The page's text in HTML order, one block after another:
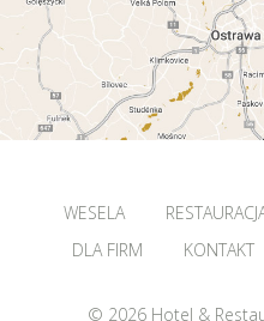
WESELA
DLA FIRM
KONTAKT
© 2026 Hotel &